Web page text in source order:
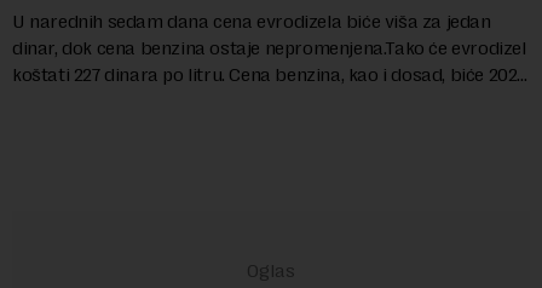
U narednih sedam dana cena evrodizela biće viša za jedan
dinar, dok cena benzina ostaje nepromenjena.Tako će evrodizel
koštati 227 dinara po litru. Cena benzina, kao i dosad, biće 202